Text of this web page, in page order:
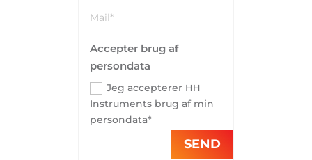
Accepter brug af
persondata
Jeg accepterer HH
Instruments brug af min
persondata*
SEND